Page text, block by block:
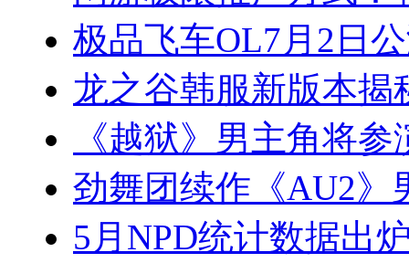
极品飞车OL7月2日
龙之谷韩服新版本揭
《越狱》男主角将
劲舞团续作《AU2》
5月NPD统计数据出